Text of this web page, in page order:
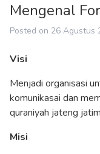
Mengenal
Posted on 26 Agustus
Visi
Menjadi organisasi
komunikasai dan
quraniyah jateng
Misi